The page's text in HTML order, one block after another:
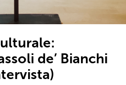
de’ Bianchi